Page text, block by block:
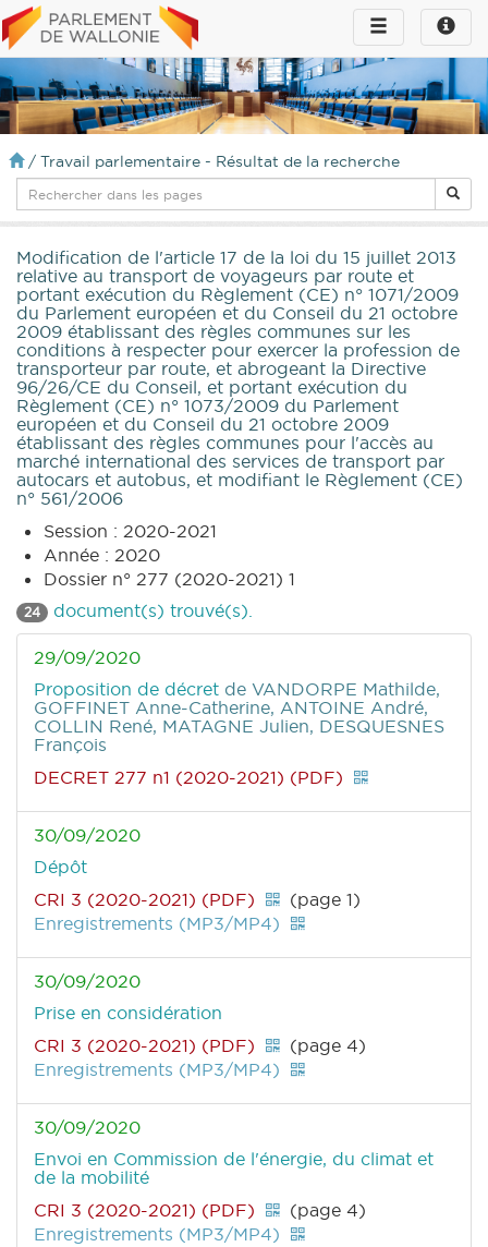
Toggle
infos
Toggle
navigation
/ Travail parlementaire - Résultat de la recherche
Modification de l'article 17 de la loi du 15 juillet 2013
relative au transport de voyageurs par route et
portant exécution du Règlement (CE) n° 1071/2009
du Parlement européen et du Conseil du 21 octobre
2009 établissant des règles communes sur les
conditions à respecter pour exercer la profession de
transporteur par route, et abrogeant la Directive
96/26/CE du Conseil, et portant exécution du
Règlement (CE) n° 1073/2009 du Parlement
européen et du Conseil du 21 octobre 2009
établissant des règles communes pour l'accès au
marché international des services de transport par
autocars et autobus, et modifiant le Règlement (CE)
n° 561/2006
Session : 2020-2021
Année : 2020
Dossier n° 277 (2020-2021) 1
24 document(s) trouvé(s).
29/09/2020
Proposition de décret de VANDORPE Mathilde,
GOFFINET Anne-Catherine, ANTOINE André,
COLLIN René, MATAGNE Julien, DESQUESNES
François
DECRET 277 n1 (2020-2021) (PDF)
30/09/2020
Dépôt
CRI 3 (2020-2021) (PDF)
(page 1)
Enregistrements (MP3/MP4)
30/09/2020
Prise en considération
CRI 3 (2020-2021) (PDF)
(page 4)
Enregistrements (MP3/MP4)
30/09/2020
Envoi en Commission de l'énergie, du climat et
de la mobilité
CRI 3 (2020-2021) (PDF)
(page 4)
Enregistrements (MP3/MP4)